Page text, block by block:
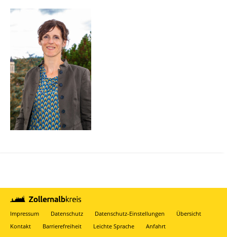
Impressum Datenschutz Datenschutz-Einstellungen
Übersicht
Kontakt
Barrierefreiheit Leichte Sprache Anfahrt